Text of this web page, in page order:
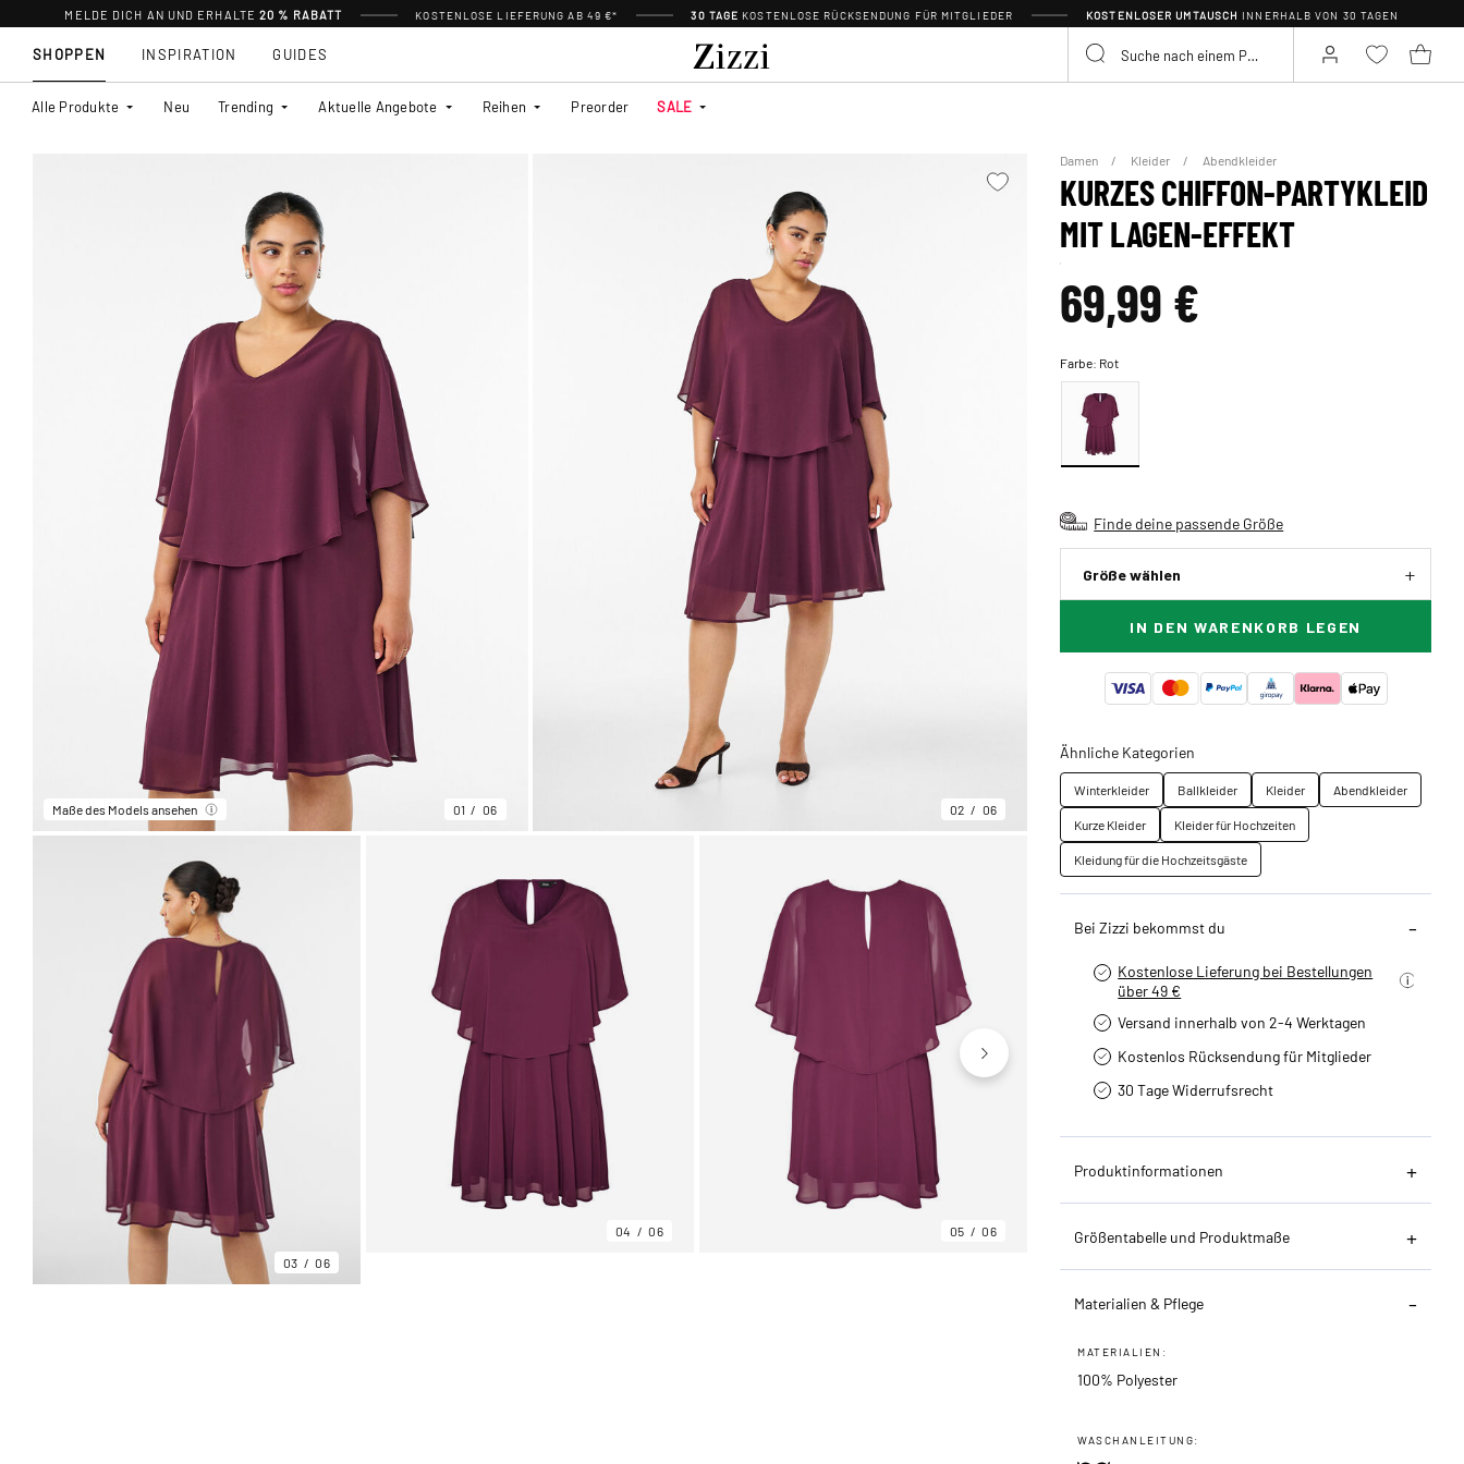
MELDE DICH AN UND ERHALTE20 % RABATT KOSTENLOSE LIEFERUNG AB 49 €* 30 TAGE KOSTENLOSE RÜCKSENDUNG FÜR MITGLIEDER KOSTENLOSER UMTAUSCH INNERHALB VON 30 TAGEN
SHOPPEN
Alle Produkte Neu Trending Aktuelle Angebote Reihen Preorder SALE
INSPIRATION GUIDES
Maße des Models ansehen 01 06 02 06
03 06
04 06 05 06
Damen Kleider Abendkleider
KURZES CHIFFON-PARTYKLEID
MIT LAGEN-EFFEKT
69,99 €
Farbe: Rot
Finde deine passende Größe
Größe wählen
IN DEN WARENKORB LEGEN
Ähnliche Kategorien
Winterkleider Ballkleider Kleider
Abendkleider
Kurze Kleider
Kleider für Hochzeiten
Kleidung für die Hochzeitsgäste
Bei Zizzi bekommst du
Kostenlose Lieferung bei Bestellungen
über 49 €
Versand innerhalb von 2-4 Werktagen
Kostenlos Rücksendung für Mitglieder
30 Tage Widerrufsrecht
Produktinformationen
Größentabelle und Produktmaße
Materialien & Pflege
MATERIALIEN:
100% Polyester
WASCHANLEITUNG: